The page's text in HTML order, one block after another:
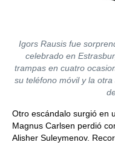
Igors Rausis fue
celebrado en
trampas en cuatro
su teléfono móvil y la
Otro escándalo surgió en
Magnus Carlsen perdió
Alisher Suleymenov.